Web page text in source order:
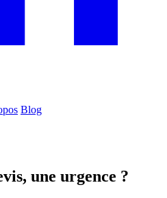
Blog
une urgence ?